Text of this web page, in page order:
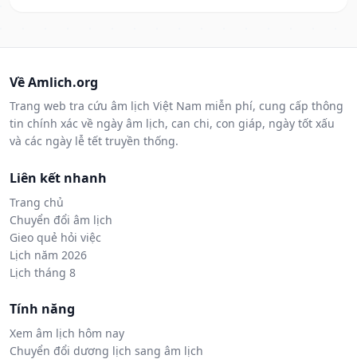
Về Amlich.org
Trang web tra cứu âm lịch Việt Nam miễn phí, cung cấp thông
tin chính xác về ngày âm lịch, can chi, con giáp, ngày tốt xấu
và các ngày lễ tết truyền thống.
Liên kết nhanh
Trang chủ
Chuyển đổi âm lịch
Gieo quẻ hỏi việc
Lịch năm 2026
Lịch tháng 8
Tính năng
Xem âm lịch hôm nay
Chuyển đổi dương lịch sang âm lịch